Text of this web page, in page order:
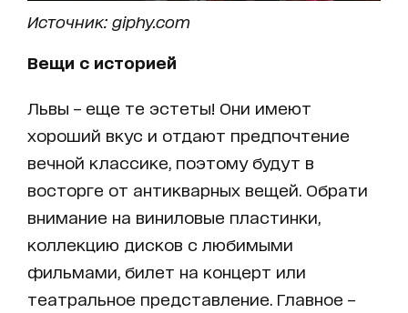
Источник: giphy.com
Вещи с историей
Львы – еще те эстеты! Они имеют
хороший вкус и отдают предпочтение
вечной классике, поэтому будут в
восторге от антикварных вещей. Обрати
внимание на виниловые пластинки,
коллекцию дисков с любимыми
фильмами, билет на концерт или
театральное представление. Главное –